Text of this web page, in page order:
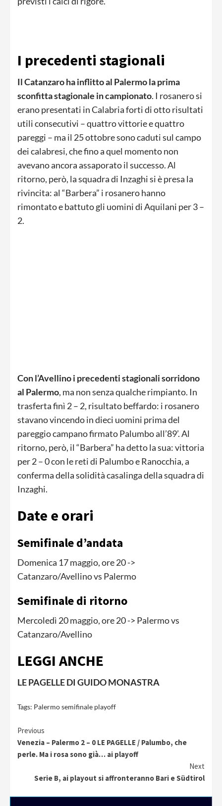
I precedenti stagionali
Il Catanzaro ha inflitto al Palermo la prima
sconfitta stagionale in campionato. I rosanero si
erano presentati in Calabria forti di otto risultati
utili consecutivi – quattro vittorie e quattro
pareggi – ma il 25 ottobre sono caduti sul campo
dei calabresi, che fino a quel momento non
avevano ancora assaporato il successo. Al
ritorno, però, la squadra di Inzaghi si è presa la
rivincita: al “Barbera” i rosanero hanno
rimontato e battuto gli uomini di Aquilani per 3 –
2.
Con l’Avellino i precedenti stagionali sorridono
al Palermo, ma non senza qualche rimpianto. In
trasferta finì 2 – 2, risultato beffardo: i rosanero
stavano vincendo in dieci uomini prima del
pareggio campano firmato Palumbo all’89’. Al
ritorno, però, il “Barbera” ha detto la sua: vittoria
per 2 – 0 con le reti di Palumbo e Ranocchia, a
conferma della solidità casalinga della squadra di
Inzaghi.
Date e orari
Semifinale d’andata
Domenica 17 maggio, ore 20 ->
Catanzaro/Avellino vs Palermo
Semifinale di ritorno
Mercoledì 20 maggio, ore 20 -> Palermo vs
Catanzaro/Avellino
LEGGI ANCHE
LE PAGELLE DI GUIDO MONASTRA
Tags: Palermo semifinale playoff
Continue
Reading
Previous
Venezia – Palermo 2 – 0 LE PAGELLE / Palumbo, che
perle. Ma i rosa sono già… ai playoff
Next
Serie B, ai playout si affronteranno Bari e Südtirol